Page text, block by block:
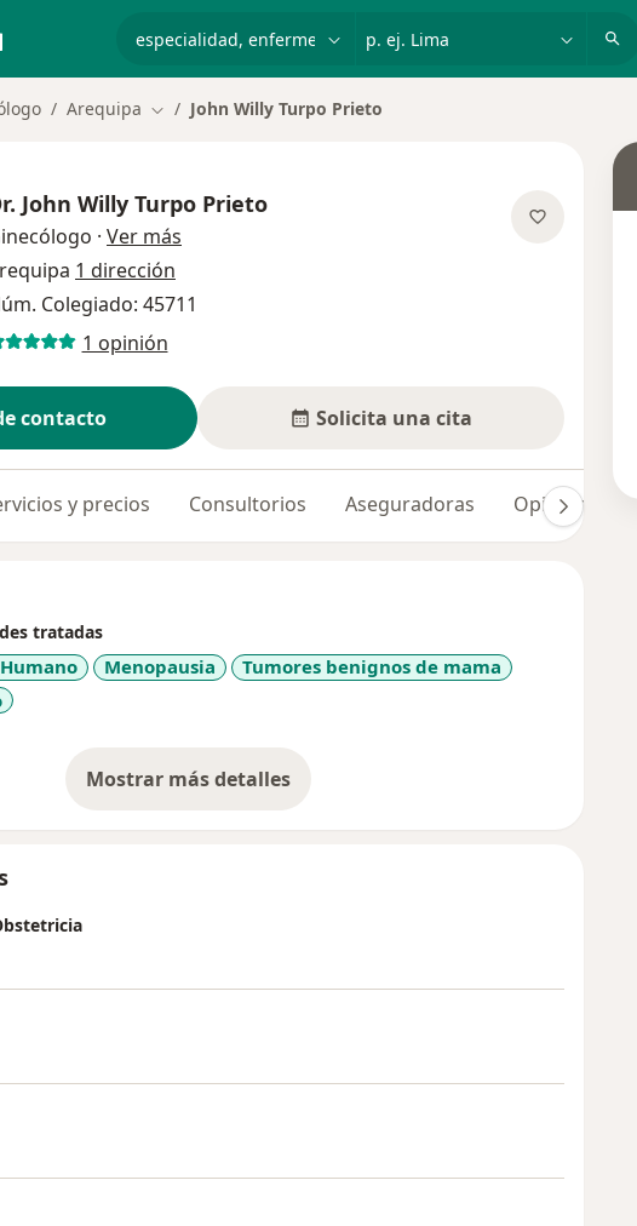
Arequipa Cambiar de ciudad
John Willy Turpo Prieto
John Willy Turpo Prieto
· Ver más
1 dirección
Colegiado: 45711
1 opinión
contacto Solicita una cita
y precios Consultorios Aseguradoras Opiniones (1)
tratadas
Menopausia
Tumores benignos de mama
Mostrar más detalles
sobre la experiencia